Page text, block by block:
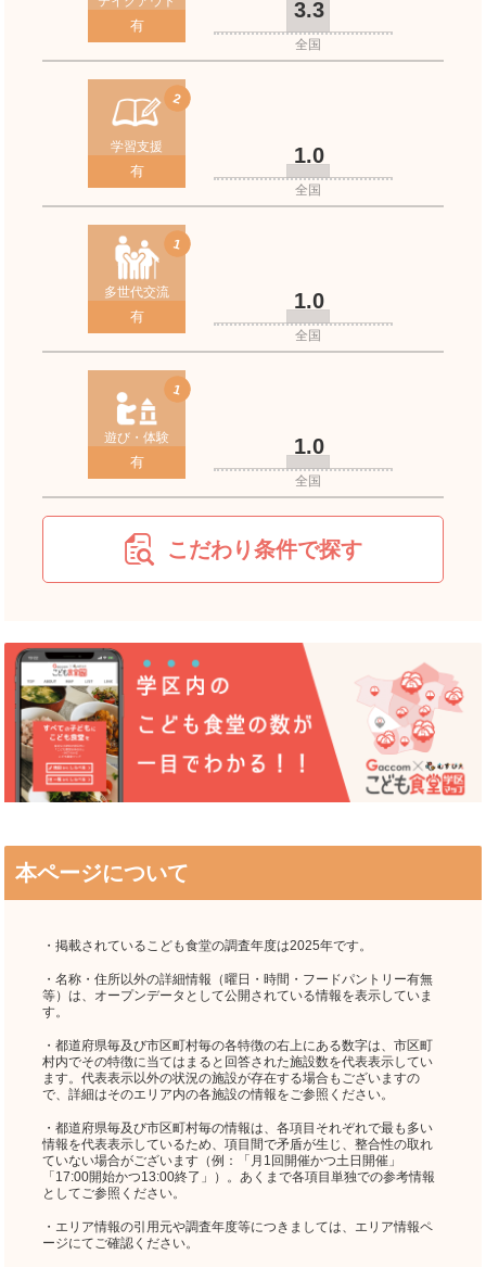
福井鉄道福武線
有
3.3
全国
2
学習支援
有
1.0
全国
1
多世代交流
有
1.0
全国
1
遊び・体験
有
1.0
全国
こだわり条件で探す
本ページについて
・掲載されているこども食堂の調査年度は2025年です。
・名称・住所以外の詳細情報（曜日・時間・フードパントリー有無
等）は、オープンデータとして公開されている情報を表示していま
す。
・都道府県毎及び市区町村毎の各特徴の右上にある数字は、市区町
村内でその特徴に当てはまると回答された施設数を代表表示してい
ます。代表表示以外の状況の施設が存在する場合もございますの
で、詳細はそのエリア内の各施設の情報をご参照ください。
・都道府県毎及び市区町村毎の情報は、各項目それぞれで最も多い
情報を代表表示しているため、項目間で矛盾が生じ、整合性の取れ
ていない場合がございます（例：「月1回開催かつ土日開催」
「17:00開始かつ13:00終了」）。あくまで各項目単独での参考情報
としてご参照ください。
・エリア情報の引用元や調査年度等につきましては、エリア情報ペ
ージにてご確認ください。